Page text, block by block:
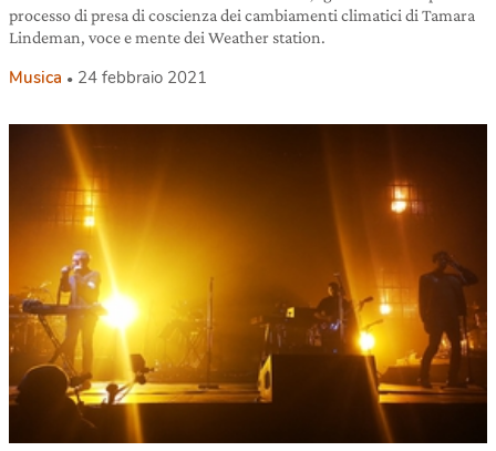
processo di presa di coscienza dei cambiamenti climatici di Tamara
Lindeman, voce e mente dei Weather station.
Musica 24 febbraio 2021